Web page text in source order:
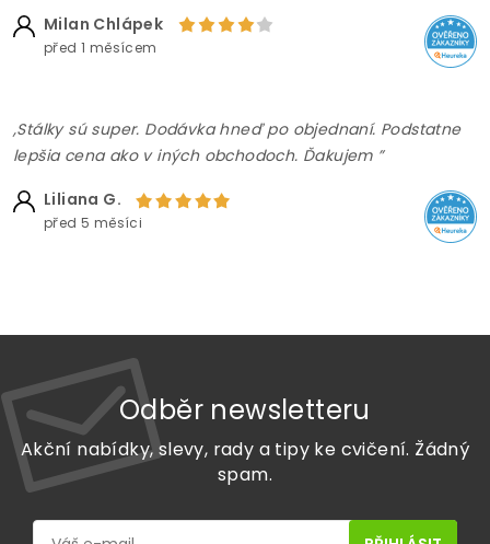
Milan Chlápek
před 1 měsícem
,Stálky sú super. Dodávka hneď po objednaní. Podstatne
lepšia cena ako v iných obchodoch. Ďakujem ”
Liliana G.
před 5 měsíci
Odběr newsletteru
Akční nabídky, slevy, rady a tipy ke cvičení. Žádný
spam.